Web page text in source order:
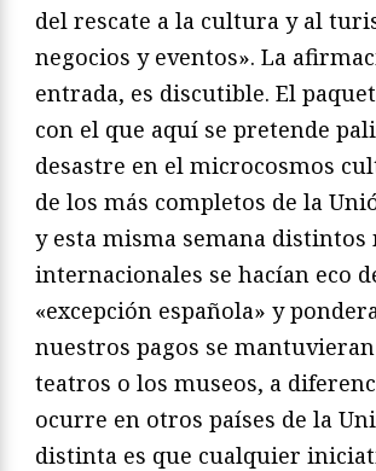
del rescate a la cultura y al
negocios y eventos». La
entrada, es discutible. El
con el que aquí se pretende
desastre en el microcosmos
de los más completos de la
y esta misma semana distintos
internacionales se hacían eco
«excepción española» y
nuestros pagos se
teatros o los museos, a
ocurre en otros países de la
distinta es que cualquier